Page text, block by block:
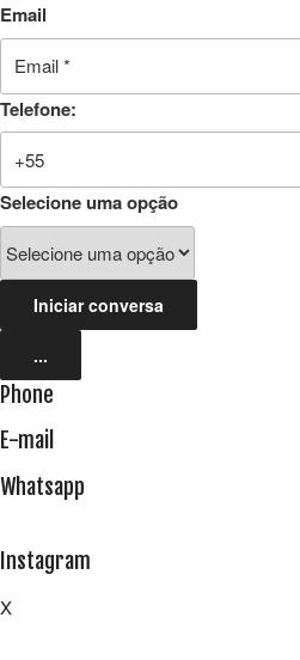
Email
Telefone:
Selecione uma opção
Iniciar conversa
...
Phone
E-mail
Whatsapp
Instagram
X